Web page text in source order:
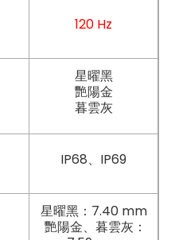
120 Hz
星曜黑
艷陽金
暮雲灰
IP68、IP69
星曜黑：7.40 mm
艷陽金、暮雲灰：